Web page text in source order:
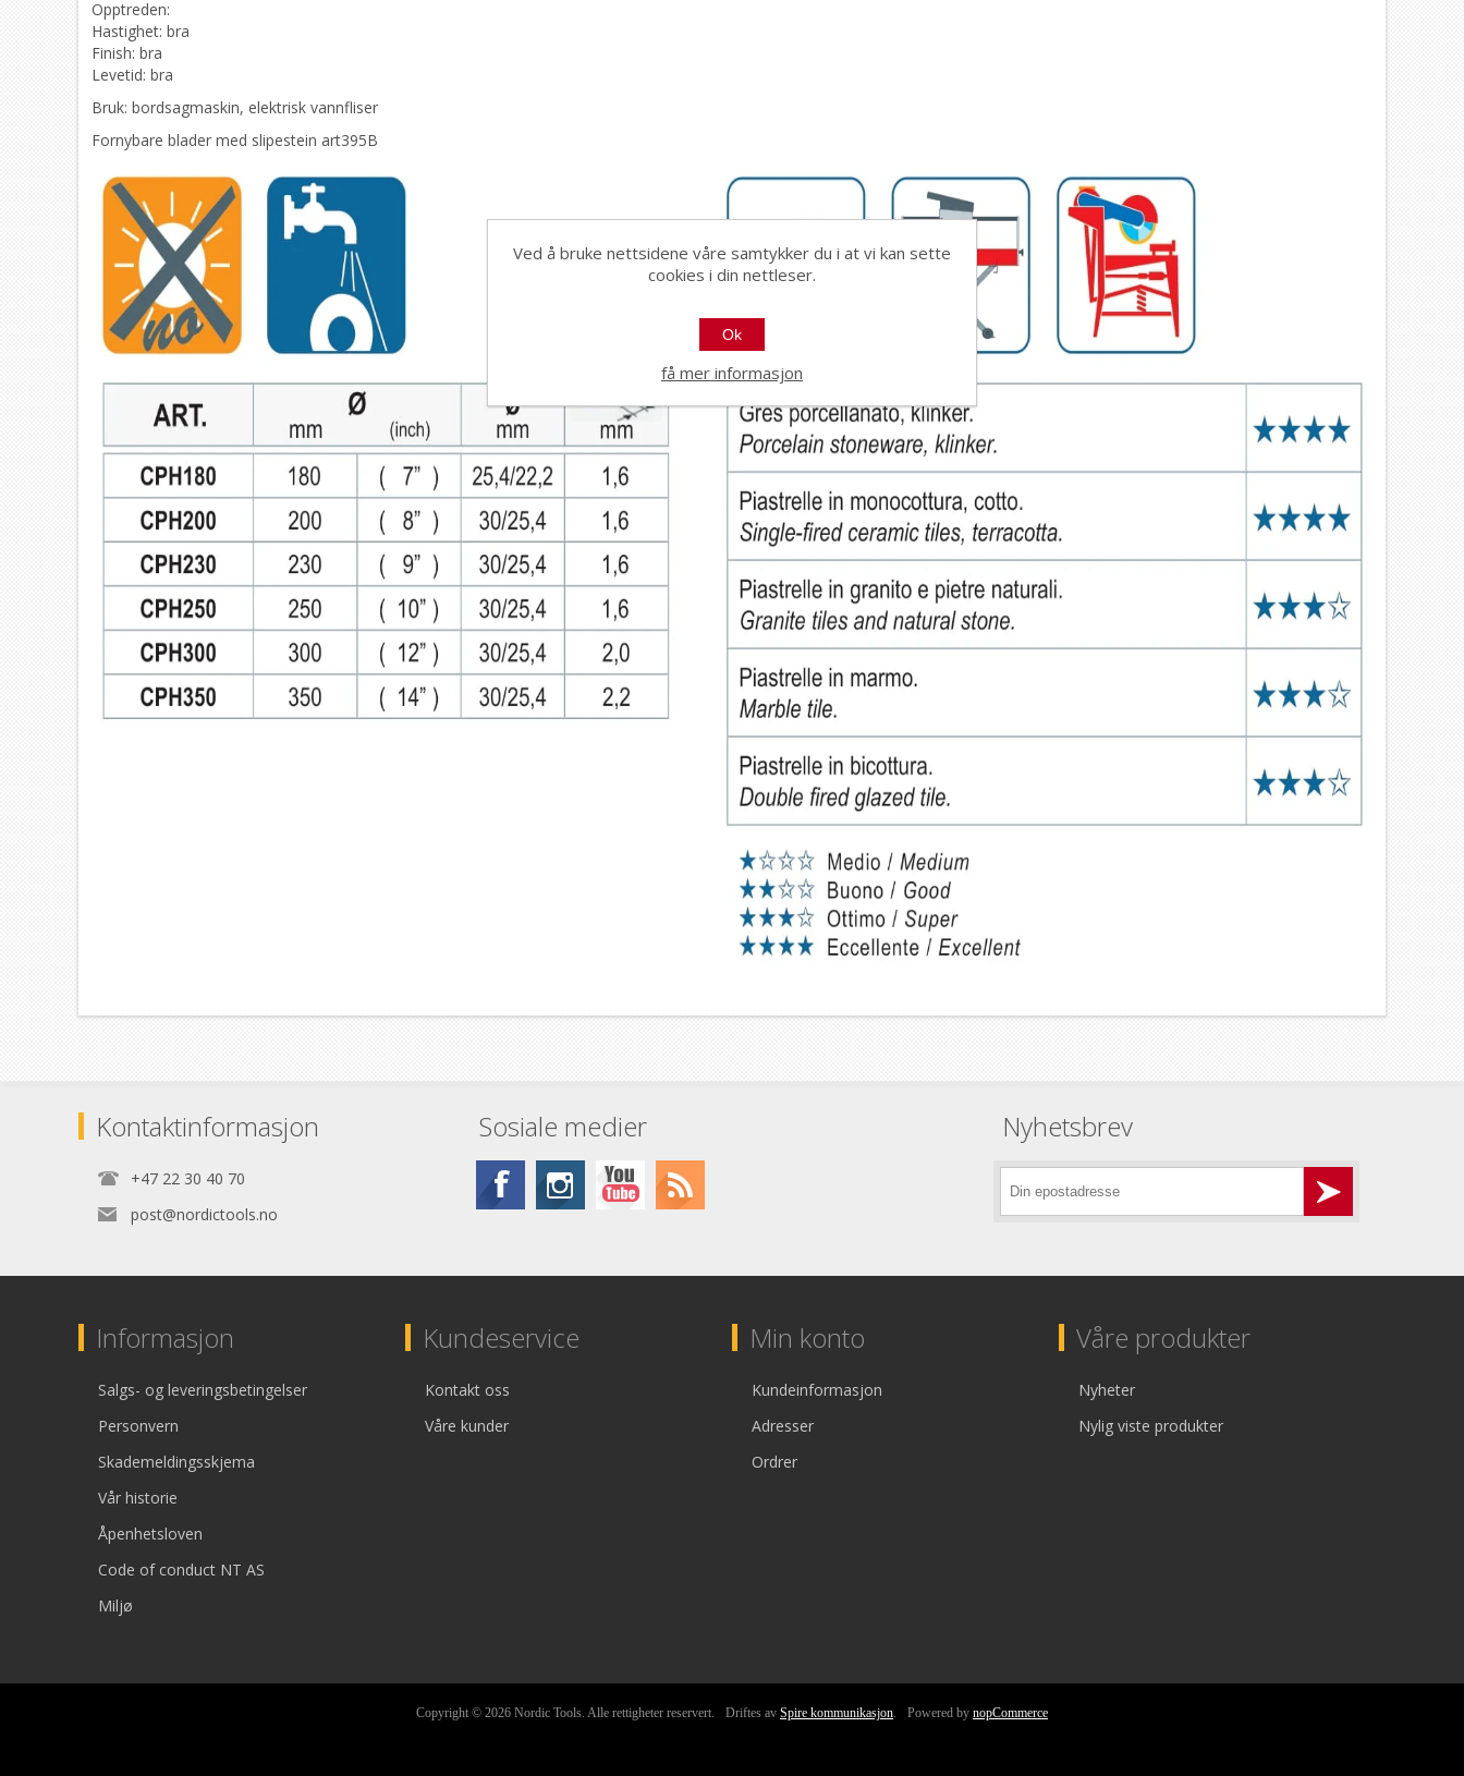
Opptreden:
Hastighet: bra
Finish: bra
Levetid: bra
Bruk: bordsagmaskin, elektrisk vannfliser
Fornybare blader med slipestein art395B
Kontaktinformasjon
+47 22 30 40 70
post@nordictools.no
Sosiale medier Nyhetsbrev
Informasjon
Salgs- og leveringsbetingelser
Personvern
Skademeldingsskjema
Vår historie
Åpenhetsloven
Code of conduct NT AS
Miljø
Kundeservice
Kontakt oss
Våre kunder
Min konto
Kundeinformasjon
Adresser
Ordrer
Våre produkter
Nyheter
Nylig viste produkter
Copyright © 2026 Nordic Tools. Alle rettigheter reservert. Driftes av Spire kommunikasjon. Powered by nopCommerce
Ved å bruke nettsidene våre samtykker du i at vi kan sette
cookies i din nettleser.
Ok
få mer informasjon